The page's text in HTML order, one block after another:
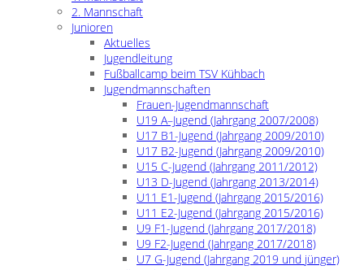
2. Mannschaft
Junioren
Aktuelles
Jugendleitung
Fußballcamp beim TSV Kühbach
Jugendmannschaften
Frauen-Jugendmannschaft
U19 A–Jugend (Jahrgang 2007/2008)
U17 B1-Jugend (Jahrgang 2009/2010)
U17 B2-Jugend (Jahrgang 2009/2010)
U15 C-Jugend (Jahrgang 2011/2012)
U13 D-Jugend (Jahrgang 2013/2014)
U11 E1-Jugend (Jahrgang 2015/2016)
U11 E2-Jugend (Jahrgang 2015/2016)
U9 F1-Jugend (Jahrgang 2017/2018)
U9 F2-Jugend (Jahrgang 2017/2018)
U7 G-Jugend (Jahrgang 2019 und jünger)